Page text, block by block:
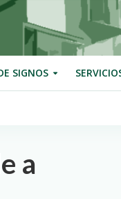
SIGNOS
a